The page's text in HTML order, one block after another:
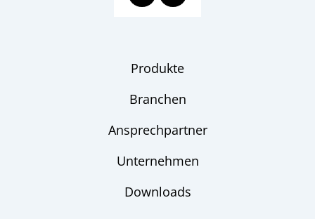
Produkte
Branchen
Ansprechpartner
Unternehmen
Downloads